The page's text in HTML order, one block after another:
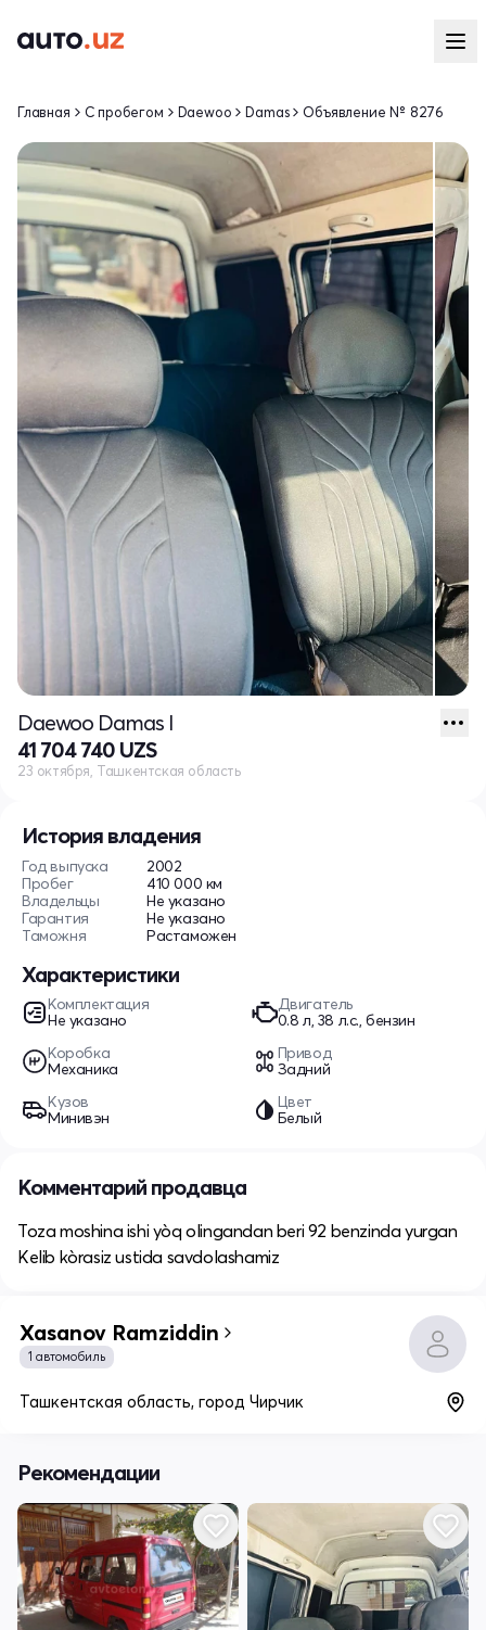
История владения
Год выпуска
2002
Пробег
410 000 км
Владельцы
Не указано
Гарантия
Не указано
Таможня
Растаможен
Характеристики
Комплектация
Не указано
Двигатель
0.8 л, 38 л.с., бензин
Коробка
Механика
Привод
Задний
Кузов
Минивэн
Цвет
Белый
Главная С пробегом Daewoo Damas Объявление № 8276
Daewoo Damas I
41 704 740 UZS
23 октября, Ташкентская область
Комментарий продавца
Toza moshina ishi yòq olingandan beri 92 benzinda yurgan
Kelib kòrasiz ustida savdolashamiz
Xasanov Ramziddin
1 автомобиль
Ташкентская область, город Чирчик
Рекомендации